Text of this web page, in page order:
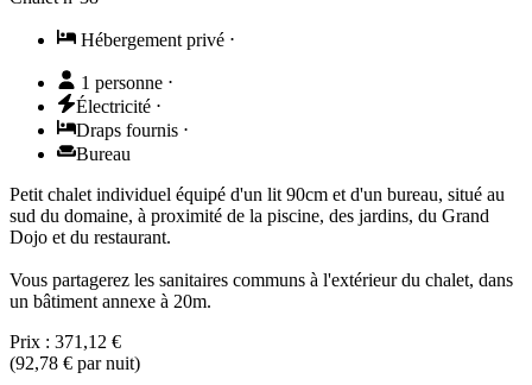
Hébergement privé ⋅
1 personne ⋅
Électricité ⋅
Draps fournis ⋅
Bureau
Petit chalet individuel équipé d'un lit 90cm et d'un bureau, situé au
sud du domaine, à proximité de la piscine, des jardins, du Grand
Dojo et du restaurant.
Vous partagerez les sanitaires communs à l'extérieur du chalet, dans
un bâtiment annexe à 20m.
Prix : 371,12 €
(92,78 € par nuit)